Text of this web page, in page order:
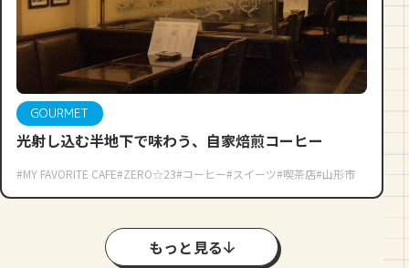
GOURMET
光射し込む半地下で味わう、自家焙煎コーヒー
#MY FAVORITE CAFE#ZERO☆23#コーヒー#スイーツ#喫茶店#山形市
もっと見る